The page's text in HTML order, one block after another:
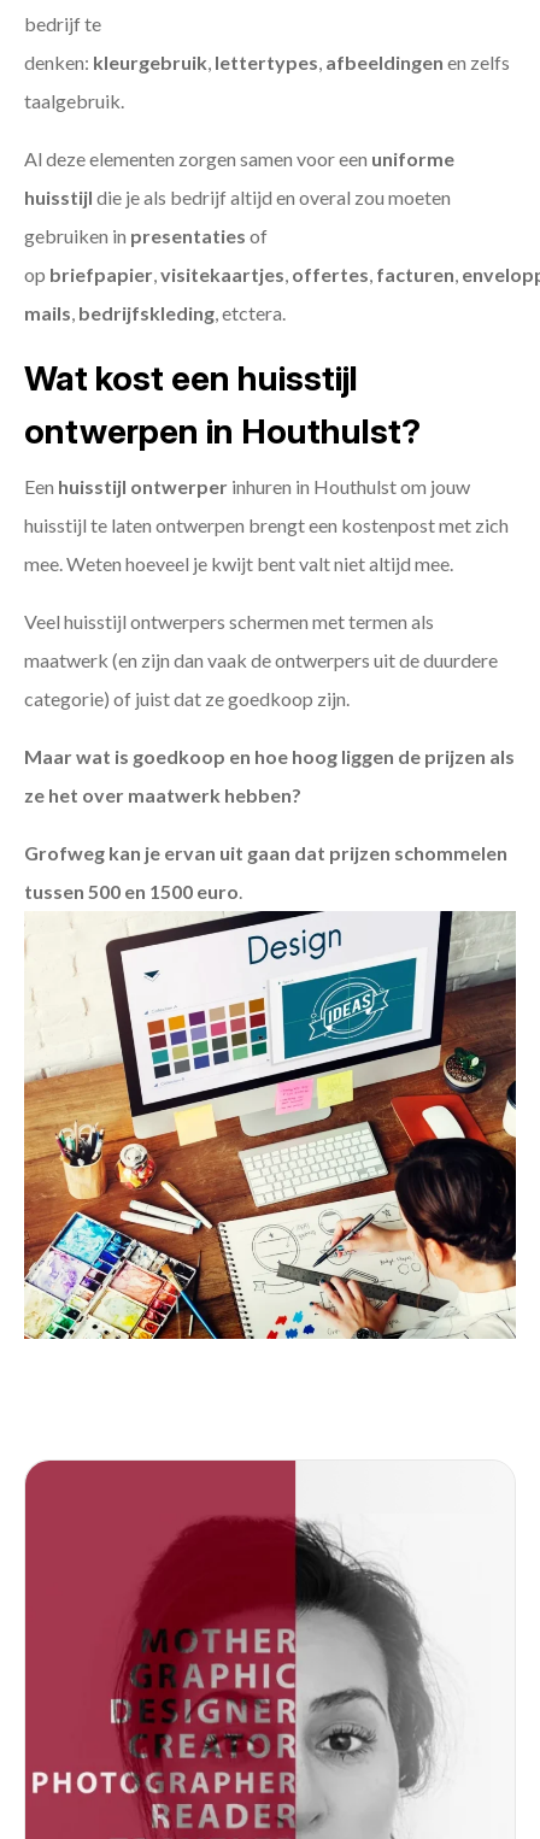
bedrijf te
denken: kleurgebruik, lettertypes, afbeeldingen en zelfs
taalgebruik.
Al deze elementen zorgen samen voor een uniforme
huisstijl die je als bedrijf altijd en overal zou moeten
gebruiken in presentaties of
op briefpapier,visitekaartjes, offertes, facturen,
mails, bedrijfskleding, etctera.
Wat kost een huisstijl
ontwerpen in Houthulst?
Een huisstijl ontwerper inhuren in Houthulst om jouw
huisstijl te laten ontwerpen brengt een kostenpost met zich
mee. Weten hoeveel je kwijt bent valt niet altijd mee.
Veel huisstijl ontwerpers schermen met termen als
maatwerk (en zijn dan vaak de ontwerpers uit de duurdere
categorie) of juist dat ze goedkoop zijn.
Maar wat is goedkoop en hoe hoog liggen de prijzen als
ze het over maatwerk hebben?
Grofweg kan je ervan uit gaan dat prijzen schommelen
tussen 500 en 1500 euro.